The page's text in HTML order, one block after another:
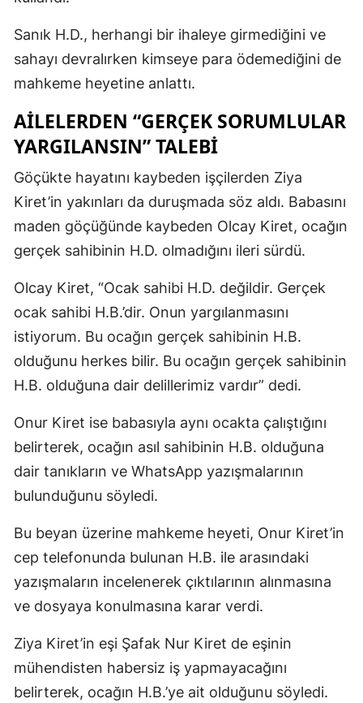
Sanık H.D., herhangi bir ihaleye girmediğini ve
sahayı devralırken kimseye para ödemediğini de
mahkeme heyetine anlattı.
AİLELERDEN “GERÇEK SORUMLULAR
YARGILANSIN” TALEBİ
Göçükte hayatını kaybeden işçilerden Ziya
Kiret’in yakınları da duruşmada söz aldı. Babasını
maden göçüğünde kaybeden Olcay Kiret, ocağın
gerçek sahibinin H.D. olmadığını ileri sürdü.
Olcay Kiret, “Ocak sahibi H.D. değildir. Gerçek
ocak sahibi H.B.’dir. Onun yargılanmasını
istiyorum. Bu ocağın gerçek sahibinin H.B.
olduğunu herkes bilir. Bu ocağın gerçek sahibinin
H.B. olduğuna dair delillerimiz vardır” dedi.
Onur Kiret ise babasıyla aynı ocakta çalıştığını
belirterek, ocağın asıl sahibinin H.B. olduğuna
dair tanıkların ve WhatsApp yazışmalarının
bulunduğunu söyledi.
Bu beyan üzerine mahkeme heyeti, Onur Kiret’in
cep telefonunda bulunan H.B. ile arasındaki
yazışmaların incelenerek çıktılarının alınmasına
ve dosyaya konulmasına karar verdi.
Ziya Kiret’in eşi Şafak Nur Kiret de eşinin
mühendisten habersiz iş yapmayacağını
belirterek, ocağın H.B.’ye ait olduğunu söyledi.